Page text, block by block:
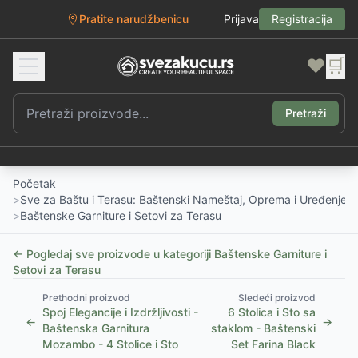
Pratite narudžbenicu Prijava Registracija
❤️ 🛒
Pretraži
Početak
>Sve za Baštu i Terasu: Baštenski Nameštaj, Oprema i Uređenje
>Baštenske Garniture i Setovi za Terasu
← Pogledaj sve proizvode u kategoriji Baštenske Garniture i
Setovi za Terasu
←
Prethodni proizvod
Spoj Elegancije i Izdržljivosti -
Baštenska Garnitura
Mozambo - 4 Stolice i Sto
Sledeći proizvod
6 Stolica i Sto sa
staklom - Baštenski
Set Farina Black
→